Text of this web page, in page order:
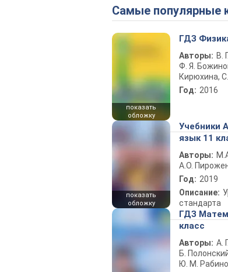
Самые популярные
показать
обложку
ГДЗ
Авторы: В.
Ф. Я.
Кирюхина,
Год: 2016
показать
обложку
Учебники
язык 11
Авторы:
А.О.
Год: 2019
Описание:
стандарта
ГДЗ
класс
Авторы: А.
Б.
Ю. М.